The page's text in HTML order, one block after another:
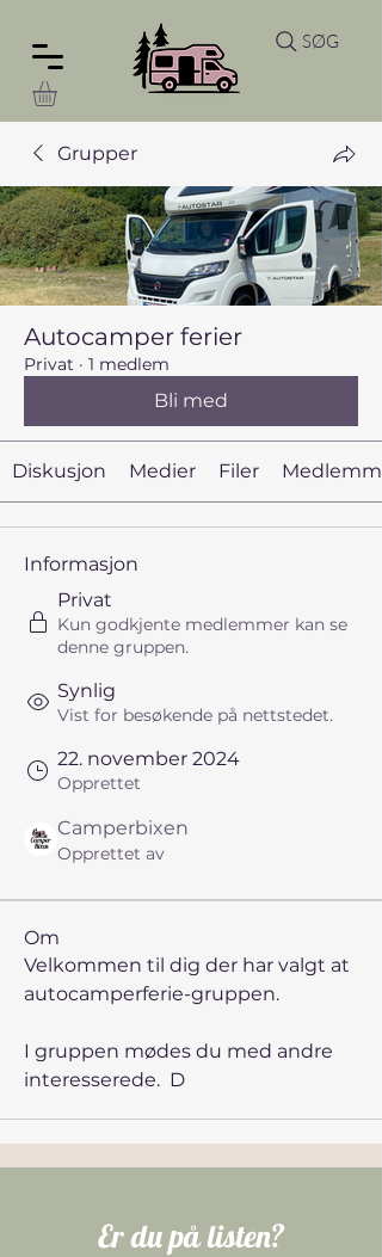
SØG
Grupper
Autocamper ferier
Privat · 1 medlem
Bli med
Diskusjon Medier Filer
Informasjon
Privat
Kun godkjente medlemmer kan se
denne gruppen.
Synlig
Vist for besøkende på nettstedet.
22. november 2024
Opprettet
Camperbixen
Opprettet av
Om
Velkommen til dig der har valgt at
autocamperferie-gruppen.
I gruppen mødes du med andre
interesserede.  D
Er du på listen?